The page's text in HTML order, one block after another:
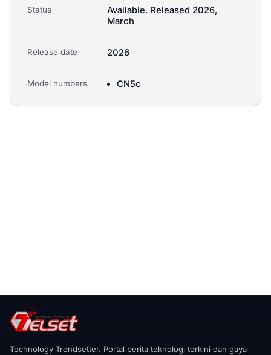
Status
Available. Released 2026,
March
Release date 2026
Model numbers CN5c
Technology Trendsetter. Portal berita teknologi terkini dan gaya